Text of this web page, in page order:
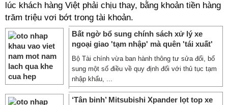
lúc khách hàng Việt phải chịu thay, bằng khoản tiền hàng
trăm triệu vơi bớt trong tài khoản.
Bất ngờ bổ sung chính sách xử lý xe
ngoại giao 'tạm nhập' mà quên 'tái xuất'
Bộ Tài chính vừa ban hành thông tư sửa đổi, bổ
sung một số điều về quy định đối với thủ tục tạm
nhập khẩu, ...
‘Tân binh’ Mitsubishi Xpander lọt top xe